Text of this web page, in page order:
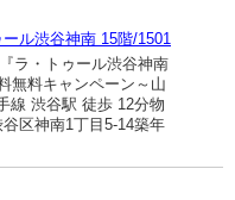
ル渋谷神南 15階/1501
ラ・トゥール渋谷神南
無料キャンペーン～山
線 渋谷駅 徒歩 12分物
区神南1丁目5-14築年